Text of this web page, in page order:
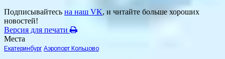
Подписывайтесь на наш VK, и читайте больше хороших
новостей!
Версия для печати
Места
Екатеринбург Аэропорт Кольцово